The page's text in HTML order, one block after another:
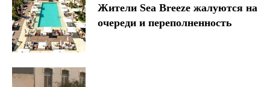
Жители Sea Breeze жалуются на
очереди и переполненность